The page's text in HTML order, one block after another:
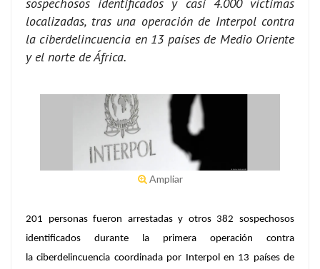
localizadas, tras una operación de Interpol contra
la ciberdelincuencia en 13 países de Medio Oriente
y el norte de África.
Ampliar
201 personas fueron arrestadas y otros 382 sospechosos
identificados durante la primera operación contra
laciberdelincuencia coordinada por Interpol en 13 países de